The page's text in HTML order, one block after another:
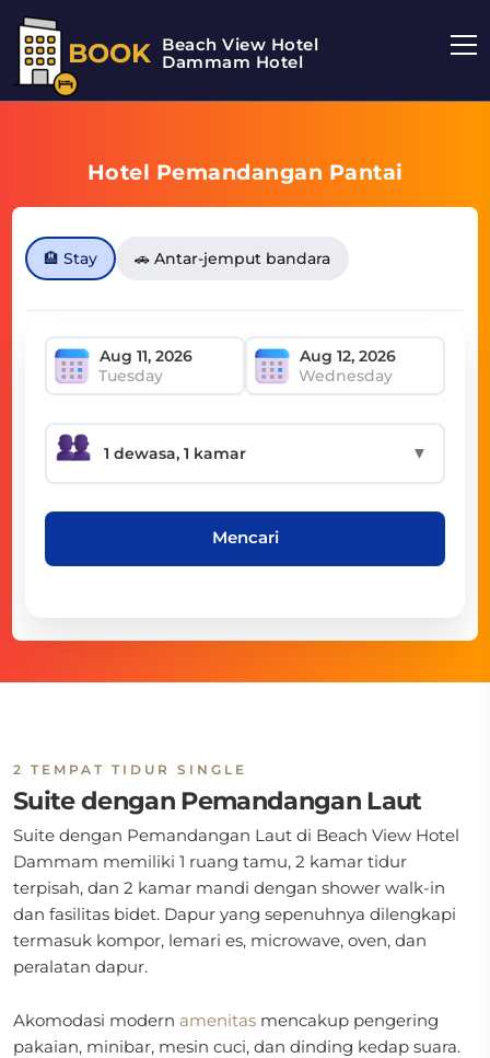
BOOK Beach View Hotel
Dammam Hotel
Hotel Pemandangan Pantai
🏨 Stay 🚗 Antar-jemput bandara
Tuesday Wednesday
▼
Mencari
2 TEMPAT TIDUR SINGLE
Suite dengan Pemandangan Laut
Suite dengan Pemandangan Laut di Beach View Hotel
Dammam memiliki 1 ruang tamu, 2 kamar tidur
terpisah, dan 2 kamar mandi dengan shower walk-in
dan fasilitas bidet. Dapur yang sepenuhnya dilengkapi
termasuk kompor, lemari es, microwave, oven, dan
peralatan dapur.
Akomodasi modern amenitas mencakup pengering
pakaian, minibar, mesin cuci, dan dinding kedap suara.